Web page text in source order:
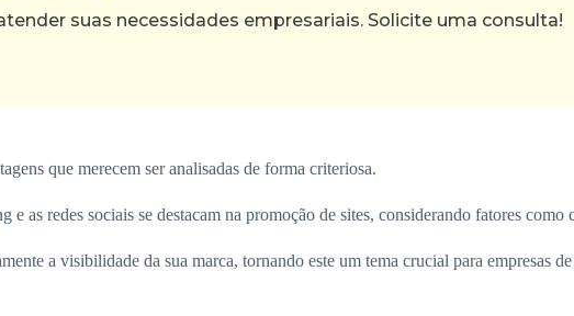
suas necessidades empresariais. Solicite uma consulta!
que merecem ser analisadas de forma criteriosa.
as redes sociais se destacam na promoção de sites, considerando fatores
a visibilidade da sua marca, tornando este um tema crucial para empresas